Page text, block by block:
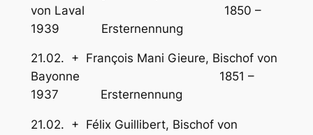
von Laval 1850 –
1939 Ersternennung
21.02. + François Mani Gieure, Bischof von
Bayonne 1851 –
1937 Ersternennung
21.02. + Félix Guillibert, Bischof von